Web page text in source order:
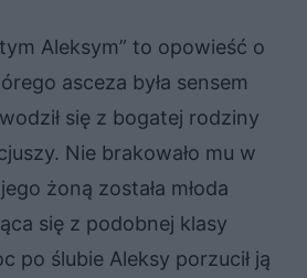
Aleksym” to opowieść o
asceza była sensem
się z bogatej rodziny
Nie brakowało mu w
żoną została młoda
się z podobnej klasy
po ślubie Aleksy porzucił ją